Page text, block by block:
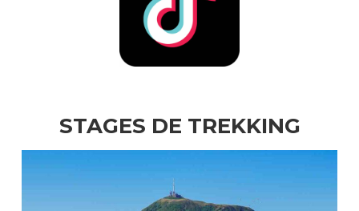
STAGES DE TREKKING